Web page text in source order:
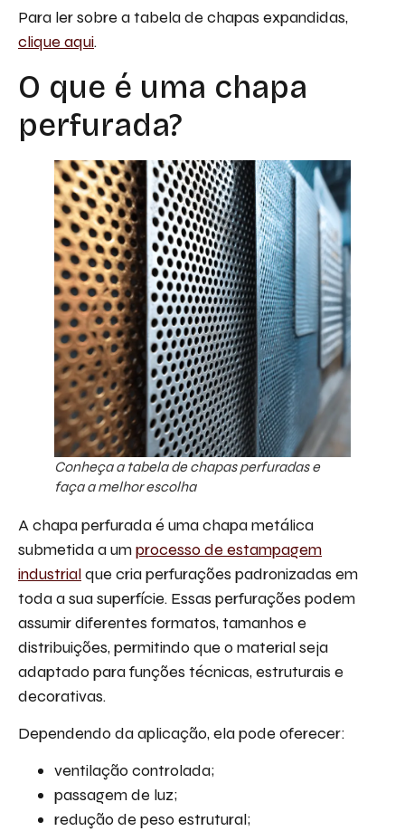
Para ler sobre a tabela de chapas expandidas,
clique aqui.
O que é uma chapa
perfurada?
Conheça a tabela de chapas perfuradas e
faça a melhor escolha
A chapa perfurada é uma chapa metálica
submetida a umprocesso de estampagem
industrialque cria perfurações padronizadas em
toda a sua superfície. Essas perfurações podem
assumir diferentes formatos, tamanhos e
distribuições, permitindo que o material seja
adaptado para funções técnicas, estruturais e
decorativas.
Dependendo da aplicação, ela pode oferecer:
ventilação controlada;
passagem de luz;
redução de peso estrutural;